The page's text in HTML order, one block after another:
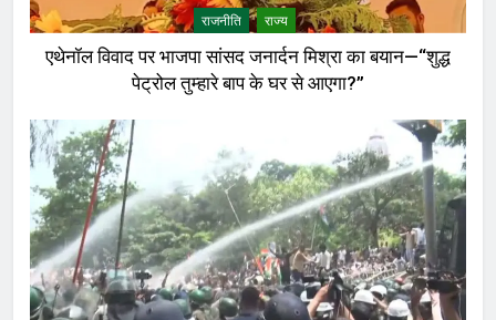
राजनीति राज्य
एथेनॉल विवाद पर भाजपा सांसद जनार्दन मिश्रा का बयान—“शुद्ध
पेट्रोल तुम्हारे बाप के घर से आएगा?”